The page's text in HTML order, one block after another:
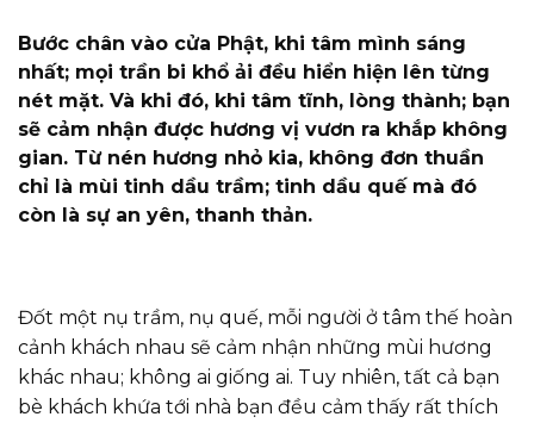
Bước chân vào cửa Phật, khi tâm mình sáng
nhất; mọi trần bi khổ ải đều hiển hiện lên từng
nét mặt. Và khi đó, khi tâm tĩnh, lòng thành; bạn
sẽ cảm nhận được hương vị vươn ra khắp không
gian. Từ nén hương nhỏ kia, không đơn thuần
chỉ là mùi tinh dầu trầm; tinh dầu quế mà đó
còn là sự an yên, thanh thản.
Đốt một nụ trầm, nụ quế, mỗi người ở tâm thế hoàn
cảnh khách nhau sẽ cảm nhận những mùi hương
khác nhau; không ai giống ai. Tuy nhiên, tất cả bạn
bè khách khứa tới nhà bạn đều cảm thấy rất thích